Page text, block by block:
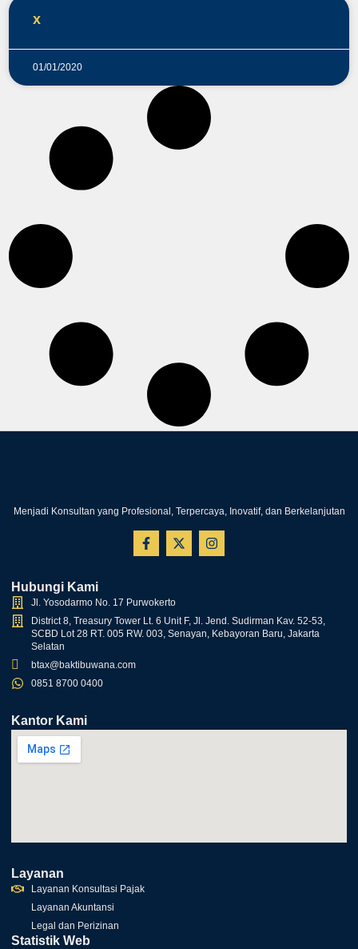
x
01/01/2020
Menjadi Konsultan yang Profesional, Terpercaya, Inovatif, dan Berkelanjutan
Hubungi Kami
Jl. Yosodarmo No. 17 Purwokerto
District 8, Treasury Tower Lt. 6 Unit F, Jl. Jend. Sudirman Kav. 52-53,
SCBD Lot 28 RT. 005 RW. 003, Senayan, Kebayoran Baru, Jakarta
Selatan
btax@baktibuwana.com
0851 8700 0400
Kantor Kami
Layanan
Layanan Konsultasi Pajak
Layanan Akuntansi
Legal dan Perizinan
Statistik Web